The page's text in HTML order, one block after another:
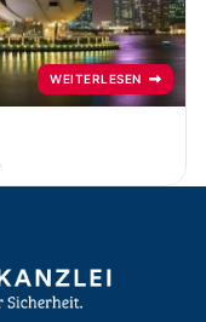
WEITERLESEN